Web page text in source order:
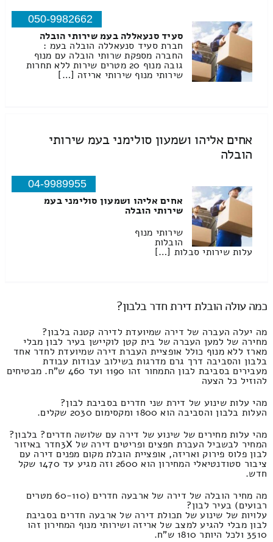
050-9982662
סעיד סנעאללה בעמ שירותי הובלה
חברת סעיד סנעאללה הובלה בעמ :
החברה מספקת שרותי הובלה עם מנוף
גובה מנוף 20 מטרים שירות ללא תחרות
שירותי מנוף שירותי אריזה […]
אחים אליהו ושמעון סולימני בעמ שירותי
הובלה
04-9989955
אחים אליהו ושמעון סולימני בעמ
שירותי הובלה
שירותי מנוף
הובלות
עלות שירותי סבלות […]
כמה עולה הובלת דירת חדר בלבון?
מה יעלה העברה של דירה שמיועדת לדירה קטנה בלבון?
מחירה של למען העברה של בית קטן לוקיישן בעיר לבון מבלי
מארז ללא מנוף כולל אופציית העברת דירה שמיועדת לחדר אחד
בלבון והסביבה דרך גרם מדרגות בשילוב עבודות עבודת
מעבירים בסביבת לבון התמחור זהו 1190 ועד 460 ש"ח. מבטיחים
להוזיל כל הצעה
מהי עלות שינוע של דירת שני חדרים בסביבת לבון?
העלות בלבון והסביבה הוא 1800 ומקסימום 2030 שקלים.
מהי עלות מחירים של שינוע של דירה עם שלושה חדרים? בלבון?
המחיר לבשביל העברת חפצים ופריטים דירה של 3Xחדר באיזור
לבון פלוס פירוק ואריזה, אופציית הובלת מקום מפנים דירה עם
ציבור סטודנטיאלי המחירון הוא 2600 וזה מגיע עד 1470 שקל
חדש.
מה מחיר הובלה של דירה של ארבעה חדרים (60-110 מטרים
רבועים) בעיר לבון?
עלויות של שינוע של תכולת דירה של ארבעה חדרים בסביבת
לבון מבלי להגיע למצב של אריזה ושירותי מנוף המחירון זהו
3510 ולכל היותר 1810 ש"ח.